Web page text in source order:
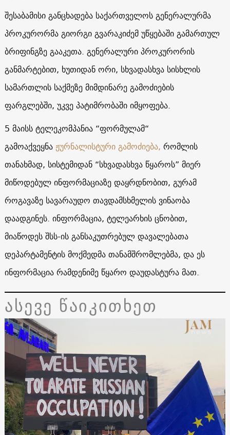
შესაბამისი განცხადება საქართველოს გენერალურმა
პროკურორმა გიორგი გვარაკიძემ უწყებაში გამართულ
ბრიფინგზე გააკეთა. გენერალური პროკურორის
განმარტებით, ხუთიდან ორი, სხვადასხვა სისხლის
სამართლის საქმეზე მიმდინარე გამოძიების
ფარგლებში, უკვე პატიმრობაში იმყოფება.
5 მაისს ტელეკომპანია “ფორმულამ“
გამოაქვეყნაჟურნალისტური გამოძიება, რომლის
თანახმად, სისტემიდან “სხვადასხვა წყაროს” მიერ
მიწოდებულ ინფორმაციაზე დაყრდნობით, გურამ
როგავაზე სავარაუდო თავდამსხმელის ვინაობა
დაადგინეს. ინფორმაცია, ტელეარხის ცნობით,
მიაწოდეს შსს-ის განსაკუთრებულ დავალებათა
დეპარტამენტის მოქმედმა თანამშრომლებმა, და ეს
ინფორმაცია რამდენიმე წყარო დაუდასტურა მათ.
ასევე წაიკითხეთ